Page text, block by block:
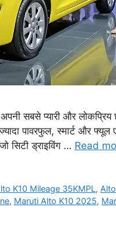
सबसे प्यारी और लोकप्रिय
पावरफुल, स्मार्ट और फ्यूल
सिटी ड्राइविंग … Read
K10 Mileage 35KMPL,
, Maruti Alto K10 2025,